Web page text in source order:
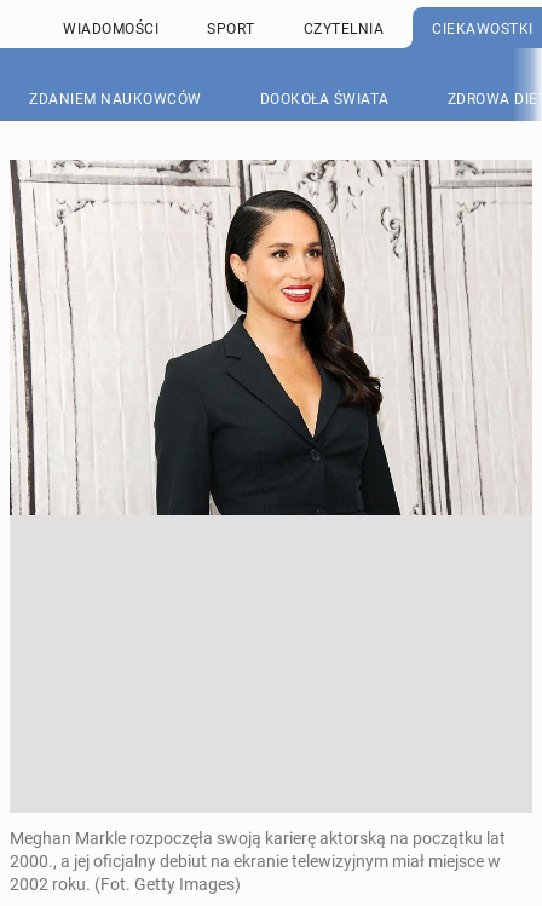
WIADOMOŚCI SPORT CZYTELNIA CIEKAWOSTKI
ZDANIEM NAUKOWCÓW DOOKOŁA ŚWIATA ZDROWA
Meghan Markle rozpoczęła swoją karierę aktorską na początku lat
2000., a jej oficjalny debiut na ekranie telewizyjnym miał miejsce w
2002 roku. (Fot. Getty Images)